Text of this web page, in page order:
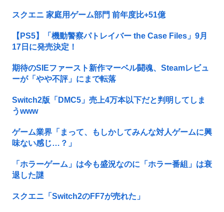
スクエニ 家庭用ゲーム部門 前年度比+51億
【PS5】「機動警察パトレイバー the Case Files」9月
17日に発売決定！
期待のSIEファースト新作マーベル闘魂、Steamレビュ
ーが「やや不評」にまで転落
Switch2版「DMC5」売上4万本以下だと判明してしま
うwww
ゲーム業界「まって、もしかしてみんな対人ゲームに興
味ない感じ…？」
「ホラーゲーム」は今も盛況なのに「ホラー番組」は衰
退した謎
スクエニ「Switch2のFF7が売れた」